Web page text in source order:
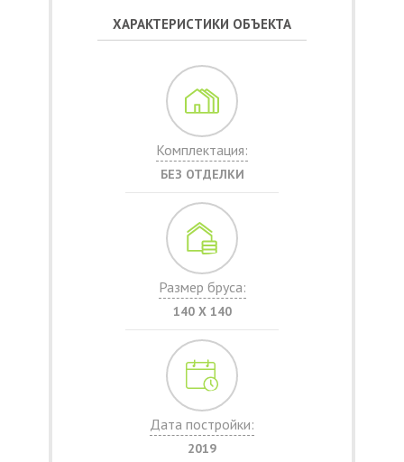
ХАРАКТЕРИСТИКИ ОБЪЕКТА
Комплектация:
БЕЗ ОТДЕЛКИ
Размер бруса:
140 Х 140
Дата постройки:
2019